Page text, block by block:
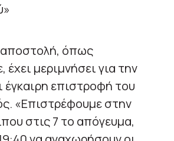
αποστολή, όπως
έχει μεριμνήσει για την
έγκαιρη επιστροφή του
«Επιστρέφουμε στην
στις 7 το απόγευμα,